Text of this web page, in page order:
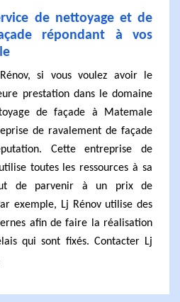
de nettoyage et de
répondant à vos
si vous voulez avoir le
prestation dans le domaine
de façade à Matemale
de ravalement de façade
Cette entreprise de
toutes les ressources à sa
de parvenir à un prix de
exemple, Lj Rénov utilise des
afin de faire la réalisation
qui sont fixés. Contacter Lj